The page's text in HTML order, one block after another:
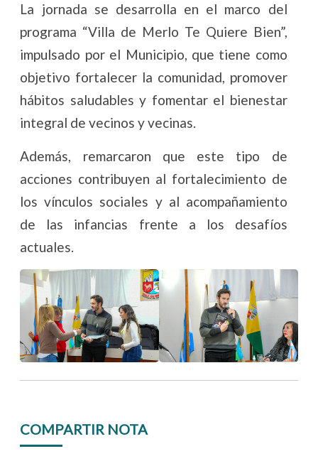
La jornada se desarrolla en el marco del
programa “Villa de Merlo Te Quiere Bien”,
impulsado por el Municipio, que tiene como
objetivo fortalecer la comunidad, promover
hábitos saludables y fomentar el bienestar
integral de vecinos y vecinas.
Además, remarcaron que este tipo de
acciones contribuyen al fortalecimiento de
los vínculos sociales y al acompañamiento
de las infancias frente a los desafíos
actuales.
COMPARTIR NOTA